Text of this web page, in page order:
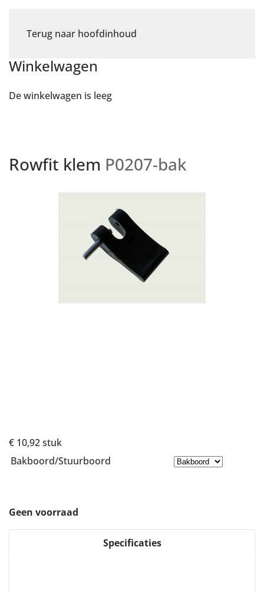
Terug naar hoofdinhoud
Winkelwagen
De winkelwagen is leeg
Rowfit klem P0207-bak
€ 10,92stuk
Bakboord/Stuurboord
Geen voorraad
Specificaties